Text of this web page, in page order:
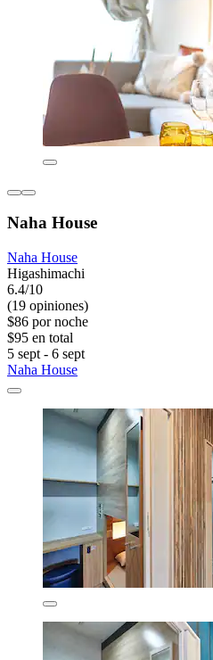
Naha House
Naha House
Higashimachi
6.4/10
(19 opiniones)
$86 por noche
$95 en total
5 sept - 6 sept
Naha House